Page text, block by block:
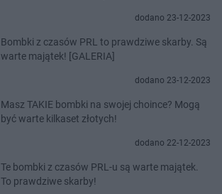
dodano 23-12-2023
Bombki z czasów PRL to prawdziwe skarby. Są
warte majątek! [GALERIA]
dodano 23-12-2023
Masz TAKIE bombki na swojej choince? Mogą
być warte kilkaset złotych!
dodano 22-12-2023
Te bombki z czasów PRL-u są warte majątek.
To prawdziwe skarby!